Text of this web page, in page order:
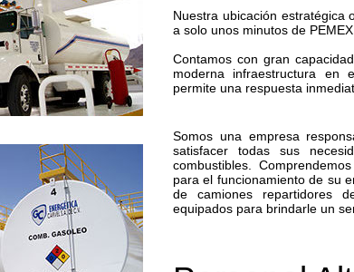
Nuestra ubicación estratégica
a solo unos minutos de PEMEX.
Contamos con gran
moderna infraestructura en
permite una respuesta
Somos una empresa
satisfacer todas sus
combustibles.
para el funcionamiento de su
de camiones repartidores
equipados para brindarle un